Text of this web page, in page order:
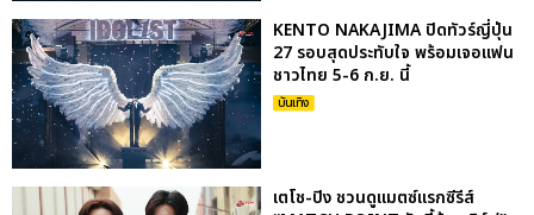
KENTO NAKAJIMA ปิดทัวร์ญี่ปุ่น
27 รอบสุดประทับใจ พร้อมเจอแฟน
ชาวไทย 5-6 ก.ย. นี้
บันเทิง
เตโช-ปิง ชวนดูแมตซ์แรกซีรีส์